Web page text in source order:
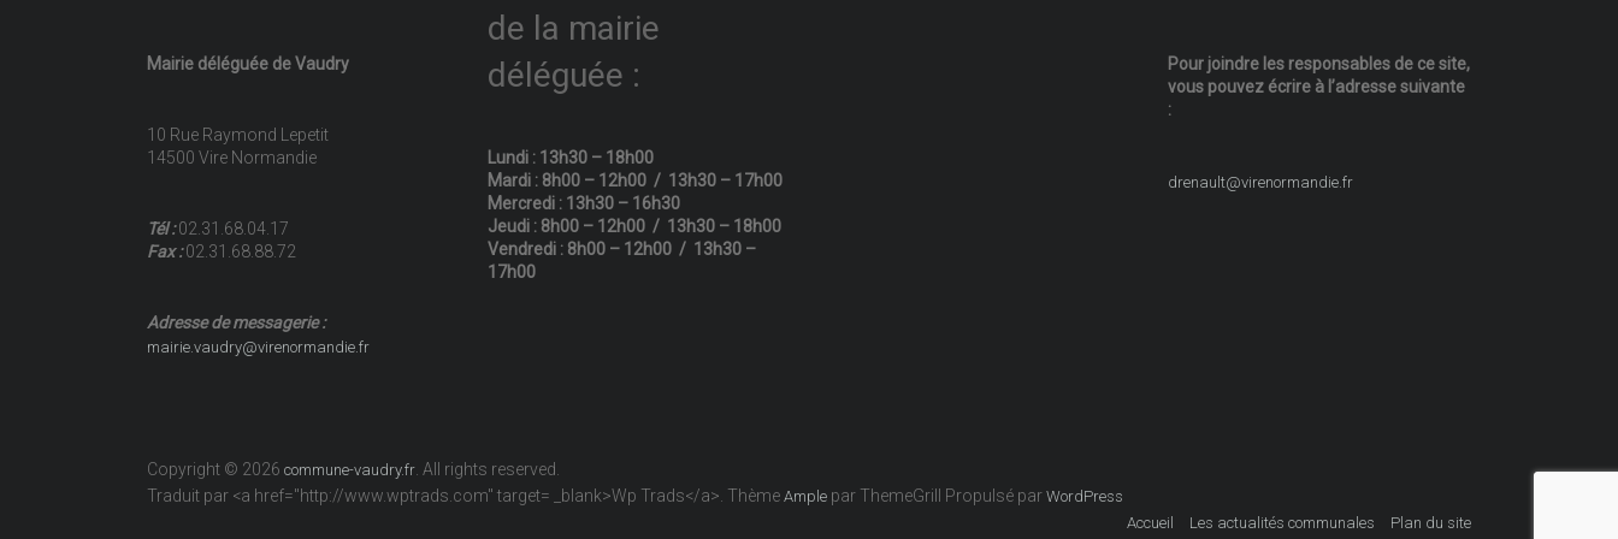
Mairie déléguée de Vaudry
10 Rue Raymond Lepetit
14500 Vire Normandie
Tél :02.31.68.04.17
Fax :02.31.68.88.72
Adresse de messagerie :
mairie.vaudry@virenormandie.fr
de la mairie
déléguée :
Lundi : 13h30 – 18h00
Mardi : 8h00 – 12h00 / 13h30 – 17h00
Mercredi : 13h30 – 16h30
Jeudi : 8h00 – 12h00 / 13h30 – 18h00
Vendredi : 8h00 – 12h00 / 13h30 –
17h00
Pour joindre les responsables de ce site,
vous pouvez écrire à l’adresse suivante
:
drenault@virenormandie.fr
Copyright © 2026 commune-vaudry.fr . All rights reserved.
Traduit par <a href="http://www.wptrads.com" target= _blank>Wp Trads</a>. Thème Ample par ThemeGrill Propulsé par WordPress
Accueil
Les actualités communales Plan du site